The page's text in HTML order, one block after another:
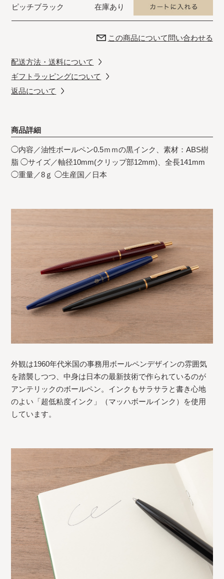
ピッチブラック 在庫あり
この商品について問い合わせる
配送方法・送料について
ギフトラッピングについて
返品について
商品詳細
◯内容／油性ボールペン0.5ｍｍの黒インク、素材：ABS樹
脂 ◯サイズ／軸径10mm(クリップ部12mm)、全長141mm
◯重量／8ｇ ◯生産国／日本
外観は1960年代米国の事務用ボールペンデザインの雰囲気
を踏襲しつつ、中身は日本の最新技術で作られているのが
アンテリックのボールペン。インクもサラサラと書き心地
のよい「超低粘度インク」（マッハボールインク）を使用
しています。